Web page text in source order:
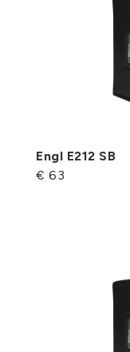
Engl E212 SB
€ 63